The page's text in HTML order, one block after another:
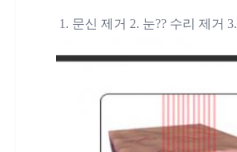
1. 문신 제거 2. 눈?? 수리 제거